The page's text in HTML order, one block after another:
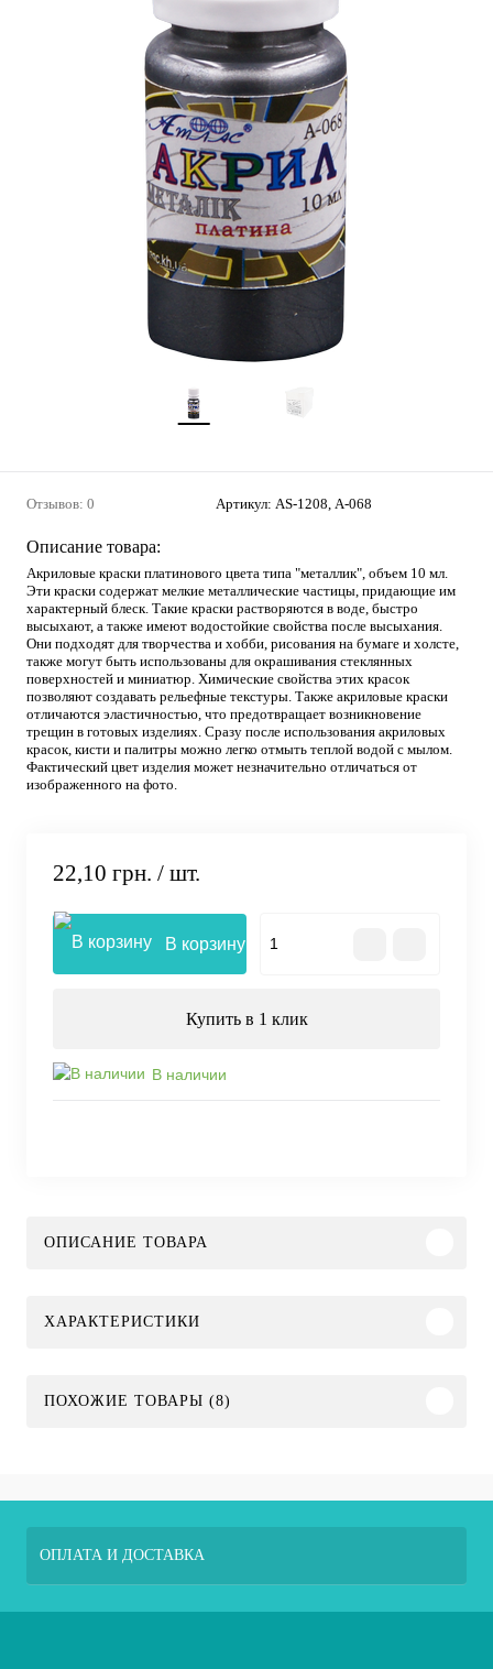
Отзывов: 0 Артикул: AS-1208, А-068
Описание товара:
Акриловые краски платинового цвета типа "металлик", объем 10 мл.
Эти краски содержат мелкие металлические частицы, придающие им
характерный блеск. Такие краски растворяются в воде, быстро
высыхают, а также имеют водостойкие свойства после высыхания.
Они подходят для творчества и хобби, рисования на бумаге и холсте,
также могут быть использованы для окрашивания стеклянных
поверхностей и миниатюр. Химические свойства этих красок
позволяют создавать рельефные текстуры. Также акриловые краски
отличаются эластичностью, что предотвращает возникновение
трещин в готовых изделиях. Сразу после использования акриловых
красок, кисти и палитры можно легко отмыть теплой водой с мылом.
Фактический цвет изделия может незначительно отличаться от
изображенного на фото.
22,10 грн. / шт.
В корзину
Купить в 1 клик
В наличии
ОПИСАНИЕ ТОВАРА
ХАРАКТЕРИСТИКИ
ПОХОЖИЕ ТОВАРЫ (8)
ОПЛАТА И ДОСТАВКА